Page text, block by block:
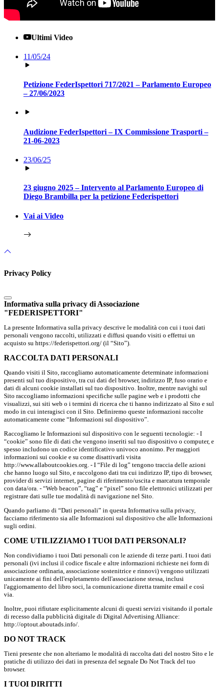
Ultimi Video
11/05/24
Petizione FederIspettori 717/2021 – Parlamento Europeo
– 27/06/2023
Audizione FederIspettori – IX Commissione Trasporti –
21-06-2023
23/06/25
23 giugno 2025 – Intervento al Parlamento Europeo di
Diego Brambilla per la petizione Federispettori
Vai ai Video
Privacy Policy
Informativa sulla privacy di Associazione
"FEDERISPETTORI"
La presente Informativa sulla privacy descrive le modalità con cui i tuoi dati
personali vengono raccolti, utilizzati e diffusi quando visiti o effettui un
acquisto su https://federispettori.org/ (il “Sito”).
RACCOLTA DATI PERSONALI
Quando visiti il Sito, raccogliamo automaticamente determinate informazioni
presenti sul tuo dispositivo, tra cui dati del browser, indirizzo IP, fuso orario e
dati di alcuni cookie installati sul tuo dispositivo. Inoltre, mentre navighi sul
Sito raccogliamo informazioni specifiche sulle pagine web e i prodotti che
visualizzi, sui siti web o i termini di ricerca che ti hanno indirizzato al Sito e sul
modo in cui interagisci con il Sito. Definiremo queste informazioni raccolte
automaticamente come “Informazioni sul dispositivo”.
Raccogliamo le Informazioni sul dispositivo con le seguenti tecnologie: - I
“cookie” sono file di dati che vengono inseriti sul tuo dispositivo o computer, e
spesso includono un codice identificativo univoco anonimo. Per maggiori
informazioni sui cookie e su come disattivarli visita
http://www.allaboutcookies.org. - I “File di log” tengono traccia delle azioni
che hanno luogo sul Sito, e raccolgono dati tra cui indirizzo IP, tipo di browser,
provider di servizi internet, pagine di riferimento/uscita e marcatura temporale
con data/ora. - “Web beacon”, “tag” e “pixel” sono file elettronici utilizzati per
registrare dati sulle tue modalità di navigazione nel Sito.
Quando parliamo di “Dati personali” in questa Informativa sulla privacy,
facciamo riferimento sia alle Informazioni sul dispositivo che alle Informazioni
sugli ordini.
COME UTILIZZIAMO I TUOI DATI PERSONALI?
Non condividiamo i tuoi Dati personali con le aziende di terze parti. I tuoi dati
personali (ivi inclusi il codice fiscale e altre informazioni richieste nei form di
associazione ordinaria, associazione sostenitrice e rinnovi) vengono utilizzati
unicamente ai fini dell'espletamento dell'associazione stessa, inclusi
l'aggiornamento del libro soci, la comunicazione diretta tramite email e così
via.
Inoltre, puoi rifiutare esplicitamente alcuni di questi servizi visitando il portale
di recesso dalla pubblicità digitale di Digital Advertising Alliance:
http://optout.aboutads.info/.
DO NOT TRACK
Tieni presente che non alteriamo le modalità di raccolta dati del nostro Sito e le
pratiche di utilizzo dei dati in presenza del segnale Do Not Track del tuo
browser.
I TUOI DIRITTI